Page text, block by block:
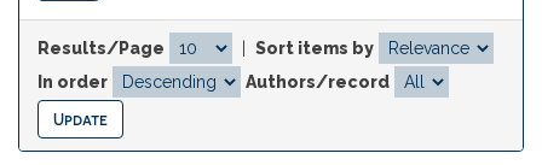
Results/Page
Sort items by
In order
Authors/record